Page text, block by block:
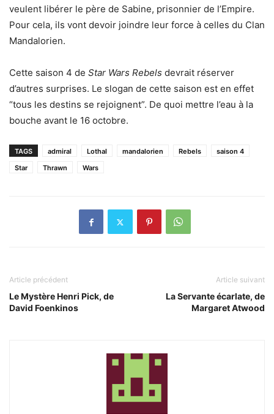
veulent libérer le père de Sabine, prisonnier de l’Empire.
Pour cela, ils vont devoir joindre leur force à celles du Clan
Mandalorien.
Cette saison 4 de Star Wars Rebels devrait réserver
d’autres surprises. Le slogan de cette saison est en effet
“tous les destins se rejoignent”. De quoi mettre l’eau à la
bouche avant le 16 octobre.
TAGS admiral Lothal mandalorien Rebels
saison 4
Star
Thrawn Wars
Article précédent
Le Mystère Henri Pick, de
David Foenkinos
Article suivant
La Servante écarlate, de
Margaret Atwood